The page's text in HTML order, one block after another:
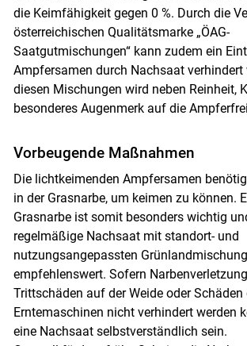
Skip to main content
die Keimfähigkeit gegen 0 %. Durch die
österreichischen Qualitätsmarke „ÖAG-
Saatgutmischungen“ kann zudem ein
Ampfersamen durch Nachsaat verhindert
diesen Mischungen wird neben Reinheit,
besonderes Augenmerk auf die
Vorbeugende Maßnahmen
Die lichtkeimenden Ampfersamen
in der Grasnarbe, um keimen zu können.
Grasnarbe ist somit besonders wichtig
regelmäßige Nachsaat mit standort- und
nutzungsangepassten
empfehlenswert. Sofern
Trittschäden auf der Weide oder Schäden
Erntemaschinen nicht verhindert werden
eine Nachsaat selbstverständlich sein.